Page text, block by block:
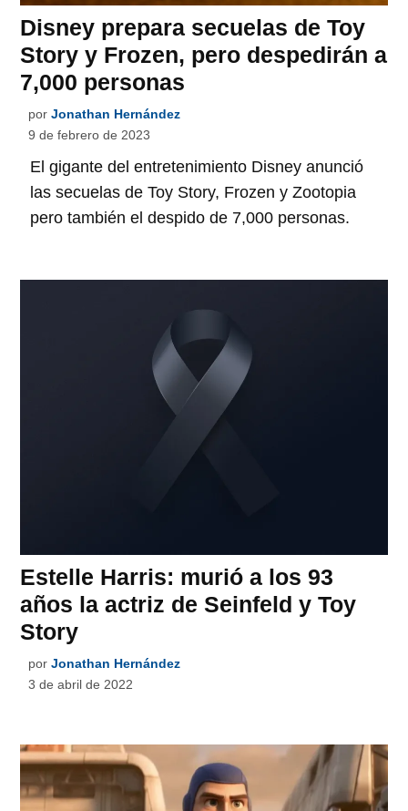
Disney prepara secuelas de Toy
Story y Frozen, pero despedirán a
7,000 personas
por Jonathan Hernández
9 de febrero de 2023
El gigante del entretenimiento Disney anunció
las secuelas de Toy Story, Frozen y Zootopia
pero también el despido de 7,000 personas.
Estelle Harris: murió a los 93
años la actriz de Seinfeld y Toy
Story
por Jonathan Hernández
3 de abril de 2022